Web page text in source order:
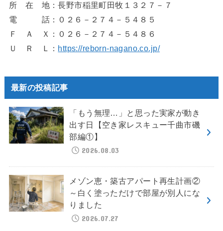
所 在 地：長野市稲里町田牧１３２７－７
電 話：０２６－２７４－５４８５
Ｆ Ａ Ｘ：０２６－２７４－５４８６
Ｕ Ｒ Ｌ： https://reborn-nagano.co.jp/
最新の投稿記事
「もう無理…」と思った実家が動き
出す日【空き家レスキュー千曲市磯
部編①】
2026.08.03
メゾン恵・築古アパート再生計画②
～白く塗っただけで部屋が別人にな
りました
2026.07.27